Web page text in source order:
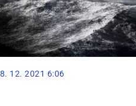
8. 12. 2021 6:06